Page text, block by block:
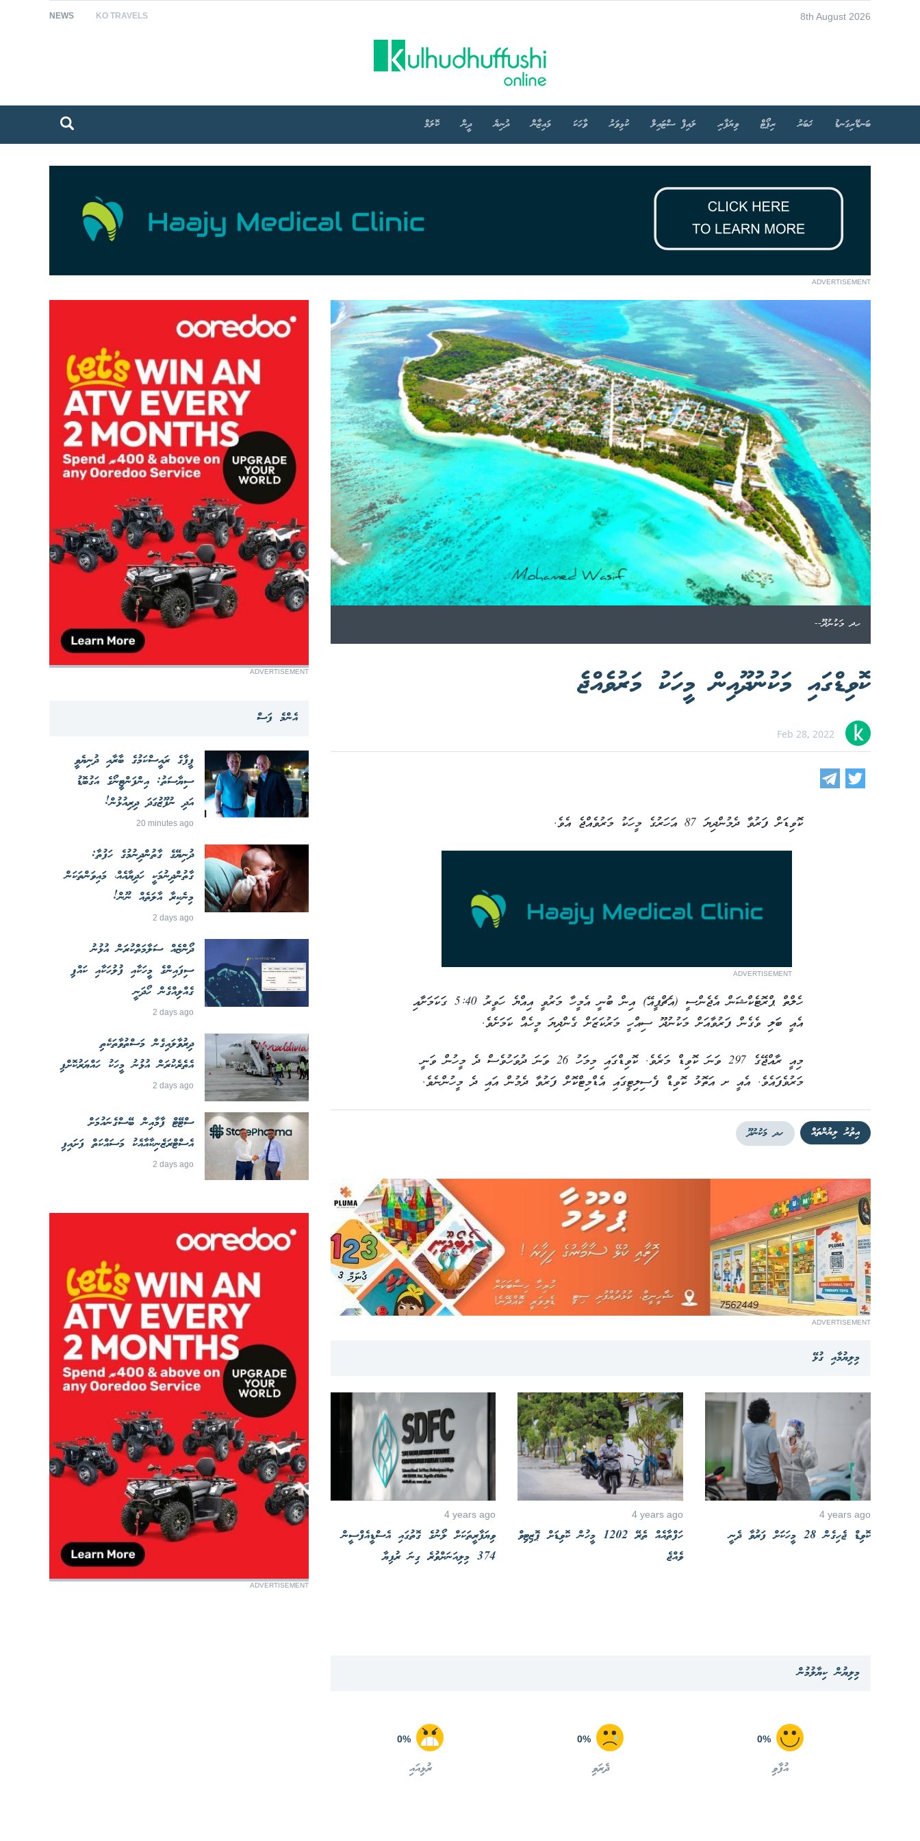
NEWS KO TRAVELS 8th August 2026
ބަނޑޭރިގަނޑު ޚަބަރު ރިޕޯޓް ވިޔަފާރި ލައިފް ސްޓައިލް ކުޅިވަރު ވާހަކަ މައިޒާން ދުނިޔެ ދީން ކޮލަމް
ADVERTISEMENT
ހދ މަކުނުދޫ--
ކޮވިޑްގައި މަކުނުދޫއިން މީހަކު މަރުވެއްޖެ
Feb 28, 2022
ކޮވިޑަށް ފަރުވާ ދެމުންދިޔަ 87 އަހަރުގެ މީހަކު މަރުވެއްޖެ އެވެ.
ADVERTISEMENT
ހެލްތް ޕްރޮޓެކްޝަން އެޖެންސީ (އެޗްޕީއޭ) އިން ބުނީ އެމީހާ މަރުވީ އިއްޔެ ހަވީރު 5:40 ގަކަމަށާއި
އެއީ ބަލި ވެގެން ފަރުވާއަށް މަކުނުދޫ ސިއްހީ މަރުކަޒަށް ގެންދިޔަ މީހެއް ކަމަށެވެ.
މިއީ ރާއްޖޭގެ 297 ވަނަ ކޮވިޑް މަރެވެ. ކޮވިޑްގައި މިމަހު 26 ވަނަ ދުވަހުވެސް ދެ މީހުން ވަނީ
މަރުވެފައެވެ. އެއީ ށ އަތޮޅު ކޮވިޑް ފެސިލިޓީގައި އެޑްމިޓްކޮށް ފަރުވާ ދެމުން އައި ދެ މީހުންނެވެ.
އިތުރު ލިޔުންތައް ހދ މަކުނުދޫ
ADVERTISEMENT
މިލިޔުމާއި ގުޅޭ
4 years ago
ކޮވިޑް ޖެހިގެން 28 މީހަކަަށް ފަރުވާ ދެނީ
4 years ago
ހަފްތާއެއް ތެރޭ 1202 މީހުން ކޮވިޑަށް ޕޮޒިޓިވް
ވެއްޖެ
4 years ago
ވިޔަފާރީތަކަށް ލޯނުގެ ގޮތުގައި އެސްޑީއެފްސީން
374 މިލިއަނަށްވުރެ ގިނަ ރުފިޔާ
މިލިޔުން ކިޔާލުމުން
0%
އުފާވި
0%
ދެރަވި
0%
ރުޅިއައި
ADVERTISEMENT
އެންމެ ފަސް
ފީފާގެ ރައީސްކަމުގެ ބާރާއި ދުނިޔެވީ
ސިޔާސަތު: އިންފަންޓީނޯގެ އަގުބޮޑު
އަދި ނުފޫޒުގަދަ ދިރިއުޅުން!
20 minutes ago
ދުނިޔޭގެ ގާތުންދިނުމުގެ ހަފުތާ:
ގާތުންދިނުމަކީ ހަދިޔާއެއް، މައިވަންތަކަން
މިނެކިރާ އާލަތެއް ނޫން!
2 days ago
ދޯންޏެއް ސަލާމަތްކުރަން އުޅުނު
ސިފައިންގެ މީހަކާއި ފުލުހަކާއި ކައްޕި
ގެއްލިއްގެން ހޯދަނީ
2 days ago
ދިރުވާލައިގެން މަސްތުވާތަކެތި
އެތެރެކުރަން އުޅުނު މީހަކު ހައްޔަރުކޮށްފި
2 days ago
ސްޓޭޓް ފާމާއިން ބޭސްގެނައުމަށް
އެސްޓްރަޒެނިކާއާއެކު މަސައްކަތް ފަށައިފި
2 days ago
ADVERTISEMENT